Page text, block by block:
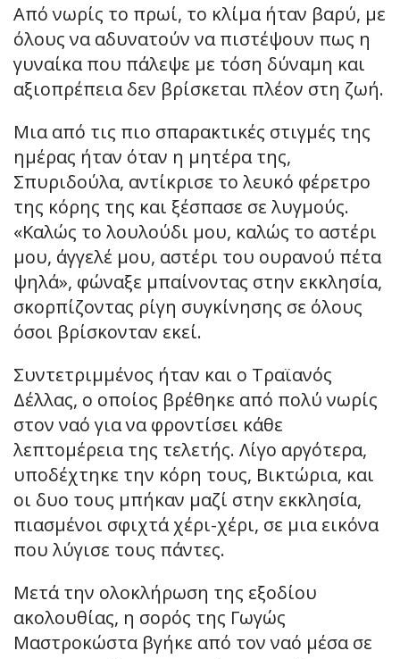
Από νωρίς το πρωί, το κλίμα ήταν βαρύ, με
όλους να αδυνατούν να πιστέψουν πως η
γυναίκα που πάλεψε με τόση δύναμη και
αξιοπρέπεια δεν βρίσκεται πλέον στη ζωή.
Μια από τις πιο σπαρακτικές στιγμές της
ημέρας ήταν όταν η μητέρα της,
Σπυριδούλα, αντίκρισε το λευκό φέρετρο
της κόρης της και ξέσπασε σε λυγμούς.
«Καλώς το λουλούδι μου, καλώς το αστέρι
μου, άγγελέ μου, αστέρι του ουρανού πέτα
ψηλά», φώναξε μπαίνοντας στην εκκλησία,
σκορπίζοντας ρίγη συγκίνησης σε όλους
όσοι βρίσκονταν εκεί.
Συντετριμμένος ήταν και ο Τραϊανός
Δέλλας, ο οποίος βρέθηκε από πολύ νωρίς
στον ναό για να φροντίσει κάθε
λεπτομέρεια της τελετής. Λίγο αργότερα,
υποδέχτηκε την κόρη τους, Βικτώρια, και
οι δυο τους μπήκαν μαζί στην εκκλησία,
πιασμένοι σφιχτά χέρι-χέρι, σε μια εικόνα
που λύγισε τους πάντες.
Μετά την ολοκλήρωση της εξοδίου
ακολουθίας, η σορός της Γωγώς
Μαστροκώστα βγήκε από τον ναό μέσα σε